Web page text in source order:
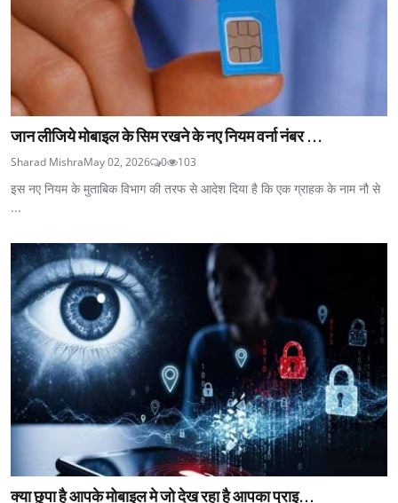
जान लीजिये मोबाइल के सिम रखने के नए नियम वर्ना नंबर ...
Sharad MishraMay 02, 2026 0 103
इस नए नियम के मुताबिक विभाग की तरफ से आदेश दिया है कि एक ग्राहक के नाम नौ से
...
क्या छुपा है आपके मोबाइल मे जो देख रहा है आपका प्राइ...